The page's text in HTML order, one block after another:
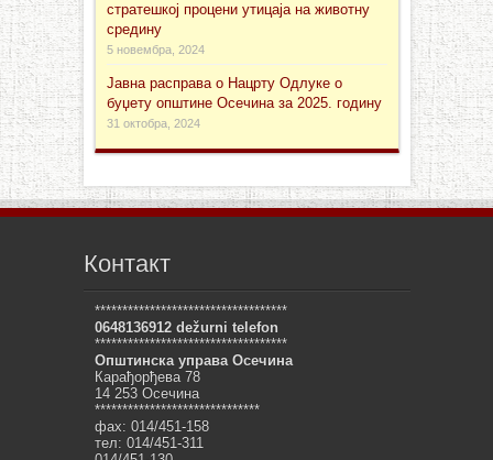
стратешкој процени утицаја на животну
средину
5 новембра, 2024
Јавна расправа о Нацрту Одлуке о
буџету општине Осечина за 2025. годину
31 октобра, 2024
Контакт
***********************************
0648136912 dežurni telefon
***********************************
Општинска управа Осечина
Карађорђева 78
14 253 Осечина
******************************
фах: 014/451-158
тел: 014/451-311